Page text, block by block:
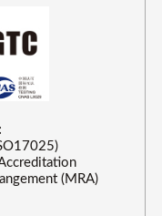
(MRA)